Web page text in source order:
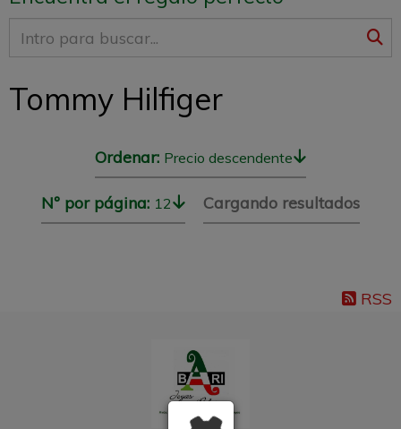
Tommy Hilfiger
Ordenar: Precio descendente
Nº por página: 12 Cargando resultados
RSS